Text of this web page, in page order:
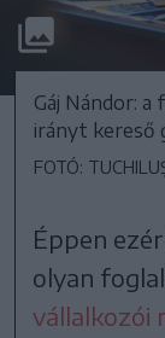
Gáj Nándor:
irányt kereső
FOTÓ:
Éppen
olyan
vállalkozói